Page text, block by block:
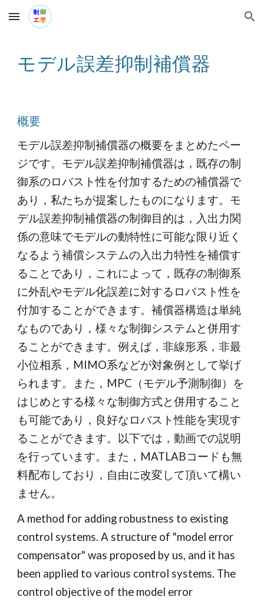
Skip to main content Skip to navigation
モデル誤差抑制補償器
概要
モデル誤差抑制補償器の概要をまとめたペー
ジです。モデル誤差抑制補償器は，既存の制
御系のロバスト性を付加するための補償器で
あり，私たちが提案したものになります。モ
デル誤差抑制補償器の制御目的は，入出力関
係の意味でモデルの動特性に可能な限り近く
なるよう補償システムの入出力特性を補償す
ることであり，これによって，既存の制御系
に外乱やモデル化誤差に対するロバスト性を
付加することができます。補償器構造は単純
なものであり，様々な制御システムと併用す
ることができます。例えば，非線形系，非最
小位相系，MIMO系などが対象例として挙げ
られます。また，MPC（モデル予測制御）を
はじめとする様々な制御方式と併用すること
も可能であり，良好なロバスト性能を実現す
ることができます。以下では，動画での説明
を行っています。また，MATLABコードも無
料配布しており，自由に改変して頂いて構い
ません。
A method for adding robustness to existing
control systems. A structure of "model error
compensator" was proposed by us, and it has
been applied to various control systems. The
control objective of the model error